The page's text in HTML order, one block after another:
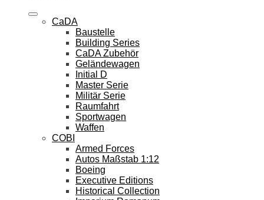
CaDA
Baustelle
Building Series
CaDA Zubehör
Geländewagen
Initial D
Master Serie
Militär Serie
Raumfahrt
Sportwagen
Waffen
COBI
Armed Forces
Autos Maßstab 1:12
Boeing
Executive Editions
Historical Collection